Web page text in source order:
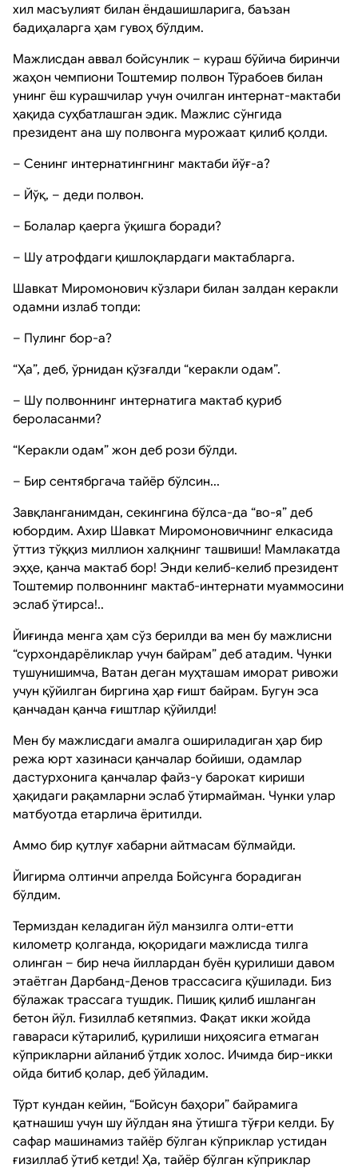
хил масъулият билан ёндашишларига, баъзан
бадиҳаларга ҳам гувоҳ бўлдим.
Мажлисдан аввал бойсунлик – кураш бўйича биринчи
жаҳон чемпиони Тоштемир полвон Тўрабоев билан
унинг ёш курашчилар учун очилган интернат-мактаби
ҳақида суҳбатлашган эдик. Мажлис сўнгида
президент ана шу полвонга мурожаат қилиб қолди.
– Сенинг интернатингнинг мактаби йўғ-а?
– Йўқ, – деди полвон.
– Болалар қаерга ўқишга боради?
– Шу атрофдаги қишлоқлардаги мактабларга.
Шавкат Миромонович кўзлари билан залдан керакли
одамни излаб топди:
– Пулинг бор-а?
“Ҳа”, деб, ўрнидан қўзғалди “керакли одам”.
– Шу полвоннинг интернатига мактаб қуриб
бероласанми?
“Керакли одам” жон деб рози бўлди.
– Бир сентябргача тайёр бўлсин...
Завқланганимдан, секингина бўлса-да “во-я” деб
юбордим. Ахир Шавкат Миромоновичнинг елкасида
ўттиз тўққиз миллион халқнинг ташвиши! Мамлакатда
эҳҳе, қанча мактаб бор! Энди келиб-келиб президент
Тоштемир полвоннинг мактаб-интернати муаммосини
эслаб ўтирса!..
Йиғинда менга ҳам сўз берилди ва мен бу мажлисни
“сурхондарёликлар учун байрам” деб атадим. Чунки
тушунишимча, Ватан деган муҳташам иморат ривожи
учун қўйилган биргина ҳар ғишт байрам. Бугун эса
қанчадан қанча ғиштлар қўйилди!
Мен бу мажлисдаги амалга ошириладиган ҳар бир
режа юрт хазинаси қанчалар бойиши, одамлар
дастурхонига қанчалар файз-у барокат кириши
ҳақидаги рақамларни эслаб ўтирмайман. Чунки улар
матбуотда етарлича ёритилди.
Аммо бир қутлуғ хабарни айтмасам бўлмайди.
Йигирма олтинчи апрелда Бойсунга борадиган
бўлдим.
Термиздан келадиган йўл манзилга олти-етти
километр қолганда, юқоридаги мажлисда тилга
олинган – бир неча йиллардан буён қурилиши давом
этаётган Дарбанд-Денов трассасига қўшилади. Биз
бўлажак трассага тушдик. Пишиқ қилиб ишланган
бетон йўл. Ғизиллаб кетяпмиз. Фақат икки жойда
гавараси кўтарилиб, қурилиши ниҳоясига етмаган
кўприкларни айланиб ўтдик холос. Ичимда бир-икки
ойда битиб қолар, деб ўйладим.
Тўрт кундан кейин, “Бойсун баҳори” байрамига
қатнашиш учун шу йўлдан яна ўтишга тўғри келди. Бу
сафар машинамиз тайёр бўлган кўприклар устидан
ғизиллаб ўтиб кетди! Ҳа, тайёр бўлган кўприклар